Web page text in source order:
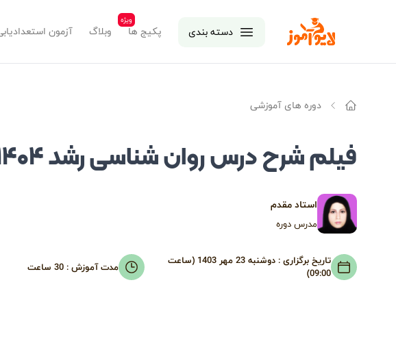
لایوآموز دسته بندی پکیج ها
ویژه
وبلاگ آزمون
دوره های آموزشی
فیلم شرح درس روان شناسی رشد ۱۴۰۴
استاد مقدم
مدرس دوره
تاریخ برگزاری :
دوشنبه 23 مهر 1403 (ساعت
09:00)
مدت آموزش :30 ساعت